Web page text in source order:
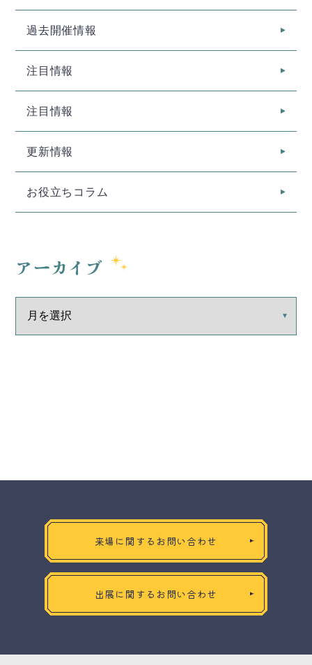
過去開催情報
注目情報
注目情報
更新情報
お役立ちコラム
アーカイブ
来場に関するお問い合わせ
出展に関するお問い合わせ